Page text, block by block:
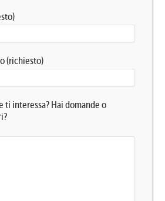
(richiesto)
ti interessa? Hai domande o